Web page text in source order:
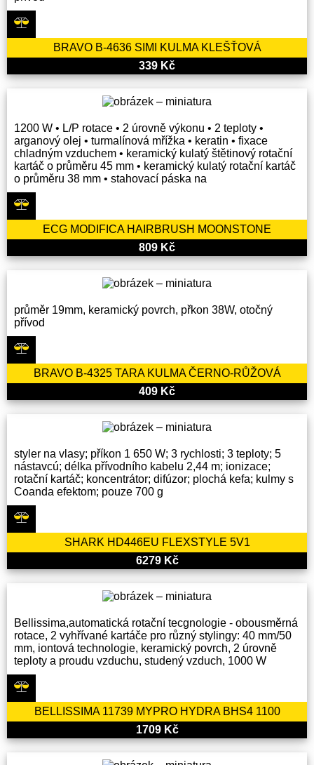
BRAVO B-4636 SIMI KULMA KLEŠŤOVÁ
339 Kč
1200 W • L/P rotace • 2 úrovně výkonu • 2 teploty •
arganový olej • turmalínová mřížka • keratin • fixace
chladným vzduchem • keramický kulatý štětinový rotační
kartáč o průměru 45 mm • keramický kulatý rotační kartáč
o průměru 38 mm • stahovací páska na
ECG MODIFICA HAIRBRUSH MOONSTONE
809 Kč
průměr 19mm, keramický povrch, přkon 38W, otočný
přívod
BRAVO B-4325 TARA KULMA ČERNO-RŮŽOVÁ
409 Kč
styler na vlasy; příkon 1 650 W; 3 rychlosti; 3 teploty; 5
nástavcú; délka přívodního kabelu 2,44 m; ionizace;
rotační kartáč; koncentrátor; difúzor; plochá kefa; kulmy s
Coanda efektom; pouze 700 g
SHARK HD446EU FLEXSTYLE 5V1
6279 Kč
Bellissima,automatická rotační tecgnologie - obousměrná
rotace, 2 vyhřívané kartáče pro různý stylingy: 40 mm/50
mm, iontová technologie, keramický povrch, 2 úrovně
teploty a proudu vzduchu, studený vzduch, 1000 W
BELLISSIMA 11739 MYPRO HYDRA BHS4 1100
1709 Kč